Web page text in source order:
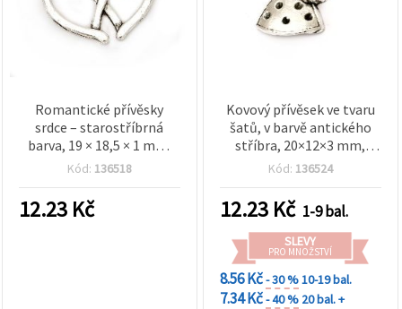
Romantické přívěsky
srdce – starostříbrná
barva, 19 × 18,5 × 1 mm,
otvor 2 mm – balení 10 ks
tvoření
Kód: 136518
12.23 Kč
Kovový přívěsek ve tvaru
šatů, v barvě antického
stříbra, 20×12×3 mm,
otvor 1,5 mm – 10 ks
Kód: 136524
12.23 Kč 1-9 bal.
SLEVY
PRO MNOŽSTVÍ
8.56 Kč- 30 %10-19 bal.
7.34 Kč- 40 % 20 bal. +